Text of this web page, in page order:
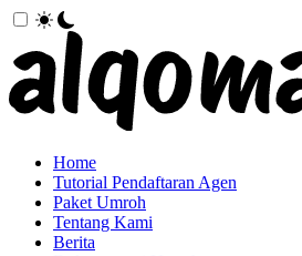
Home
Tutorial Pendaftaran Agen
Paket Umroh
Tentang Kami
Berita